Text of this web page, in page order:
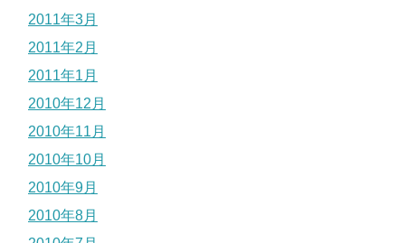
2011年3月
2011年2月
2011年1月
2010年12月
2010年11月
2010年10月
2010年9月
2010年8月